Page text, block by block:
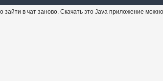
зайти в чат заново. Скачать это Java приложение